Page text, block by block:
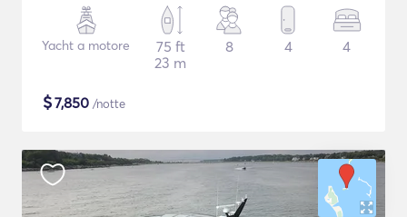
Yacht a motore
75 ft
23 m
8 4 4
$7,850 /notte